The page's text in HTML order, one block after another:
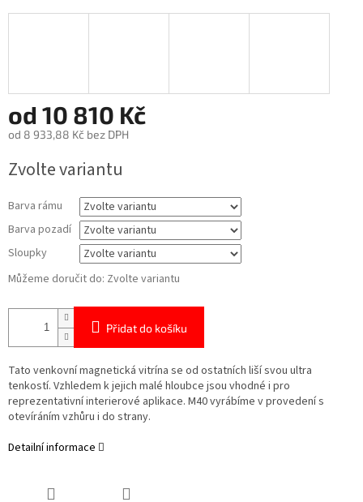
od 10 810 Kč
od 8 933,88 Kč bez DPH
cena:
Zvolte variantu
Barva rámu
Barva pozadí
Sloupky
Můžeme doručit do: Zvolte variantu
Přidat do košíku
Tato venkovní magnetická vitrína se od ostatních liší svou ultra
tenkostí. Vzhledem k jejich malé hloubce jsou vhodné i pro
reprezentativní interierové aplikace. M40 vyrábíme v provedení s
otevíráním vzhůru i do strany.
Detailní informace